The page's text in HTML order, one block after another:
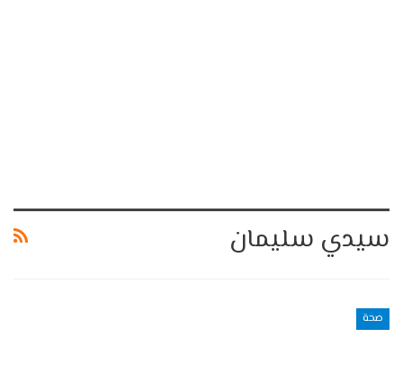
سيدي سليمان
صحة